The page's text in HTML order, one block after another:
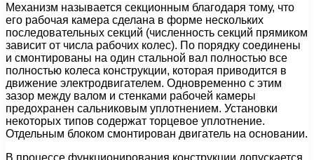
Механизм называется секционным благодаря тому, что
его рабочая камера сделана в форме нескольких
последовательных секций (численность секций прямиком
зависит от числа рабочих колес). По порядку соединены
и смонтированы на один стальной вал полностью все
полностью колеса конструкции, которая приводится в
движение электродвигателем. Одновременно с этим
зазор между валом и стенками рабочей камеры
предохранен сальниковым уплотнением. Установки
некоторых типов содержат торцевое уплотнение.
Отдельным блоком смонтирован двигатель на основании.
В процессе функционирования конструкции допускается